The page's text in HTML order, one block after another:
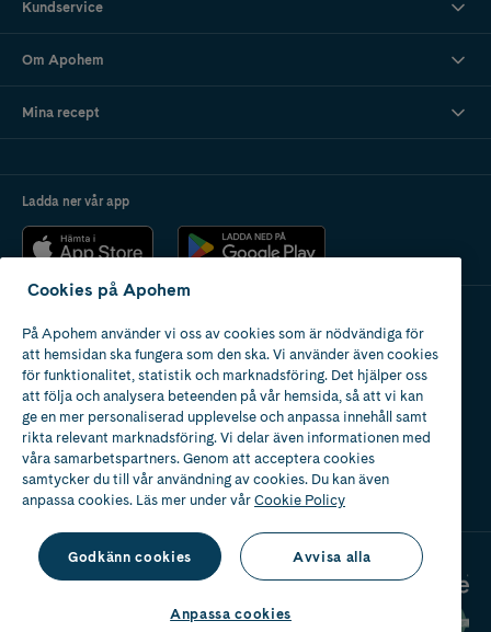
Kundservice
Om Apohem
Mina recept
Ladda ner vår app
Apotek med tillstånd
av Läkemedelsverket
Cookies på Apohem
På Apohem använder vi oss av cookies som är nödvändiga för
att hemsidan ska fungera som den ska. Vi använder även cookies
för funktionalitet, statistik och marknadsföring. Det hjälper oss
att följa och analysera beteenden på vår hemsida, så att vi kan
ge en mer personaliserad upplevelse och anpassa innehåll samt
rikta relevant marknadsföring. Vi delar även informationen med
våra samarbetspartners. Genom att acceptera cookies
samtycker du till vår användning av cookies. Du kan även
anpassa cookies. Läs mer under vårCookie Policy
Godkänn cookies Avvisa alla
Anpassa cookies